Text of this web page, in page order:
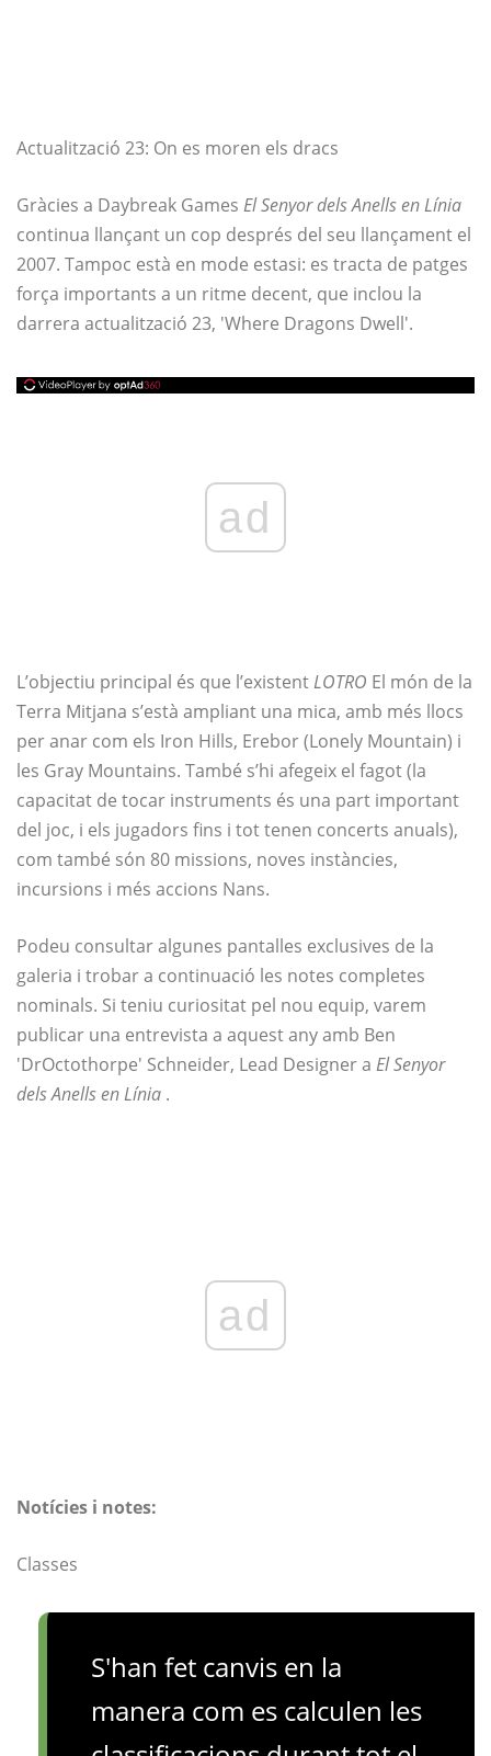
Actualització 23: On es moren els dracs
Gràcies a Daybreak Games El Senyor dels Anells en Línia
continua llançant un cop després del seu llançament el
2007. Tampoc està en mode estasi: es tracta de patges
força importants a un ritme decent, que inclou la
darrera actualització 23, 'Where Dragons Dwell'.
ad
L’objectiu principal és que l’existentLOTRO El món de la
Terra Mitjana s’està ampliant una mica, amb més llocs
per anar com els Iron Hills, Erebor (Lonely Mountain) i
les Gray Mountains. També s’hi afegeix el fagot (la
capacitat de tocar instruments és una part important
del joc, i els jugadors fins i tot tenen concerts anuals),
com també són 80 missions, noves instàncies,
incursions i més accions Nans.
Podeu consultar algunes pantalles exclusives de la
galeria i trobar a continuació les notes completes
nominals. Si teniu curiositat pel nou equip, varem
publicar una entrevista a aquest any amb Ben
'DrOctothorpe' Schneider, Lead Designer a El Senyor
dels Anells en Línia .
ad
Notícies i notes:
Classes
S'han fet canvis en la
manera com es calculen les